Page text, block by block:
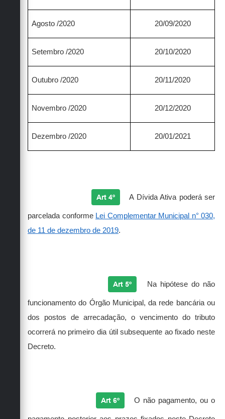
Agosto /2020 20/09/2020
Setembro /2020 20/10/2020
Outubro /2020 20/11/2020
Novembro /2020 20/12/2020
Dezembro /2020 20/01/2021
Art 4º A Dívida Ativa poderá ser
parcelada conforme Lei Complementar Municipal n° 030,
de 11 de dezembro de 2019.
Art 5º Na hipótese do não
funcionamento do Órgão Municipal, da rede bancária ou
dos postos de arrecadação, o vencimento do tributo
ocorrerá no primeiro dia útil subsequente ao fixado neste
Decreto.
Art 6º O não pagamento, ou o